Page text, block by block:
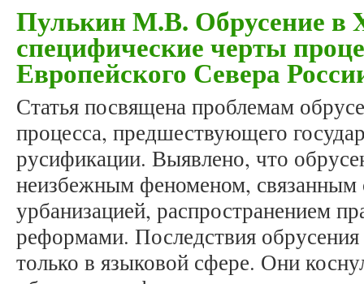
Пулькин М.В. Обрусение в
специфические черты
Европейского Севера
Статья посвящена проблемам
процесса, предшествующего
русификации. Выявлено, что
неизбежным феноменом, связанным
урбанизацией, распространением
реформами. Последствия
только в языковой сфере. Они